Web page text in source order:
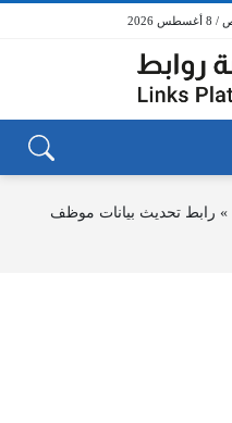
» رابط تحديث بيانات موظف